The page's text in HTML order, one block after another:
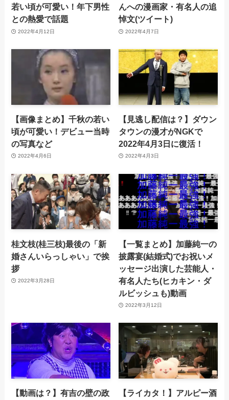
若い頃が可愛い！年下男性
との熱愛で話題
2022年4月12日
んへの漫画家・有名人の追
悼文(ツイート)
2022年4月7日
【画像まとめ】千秋の若い
頃が可愛い！デビュー当時
の写真など
2022年4月6日
【見逃し配信は？】ダウン
タウンの漫才がNGKで
2022年4月3日に復活！
2022年4月3日
桂文枝(桂三枝)最後の「新
婚さんいらっしゃい」で挨
拶
2022年3月28日
【一覧まとめ】加藤純一の
披露宴(結婚式)でお祝いメ
ッセージ出演した芸能人・
有名人たち(ヒカキン・ダ
ルビッシュも)動画
2022年3月12日
【動画は？】有吉の壁の政
【ライカタ！】アルピー酒